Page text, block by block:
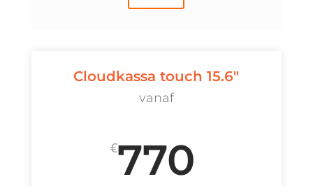
Cloudkassa touch 15.6"
vanaf
€770